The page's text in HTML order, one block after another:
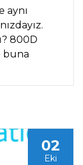
aynı
800D
buna
02
Eki